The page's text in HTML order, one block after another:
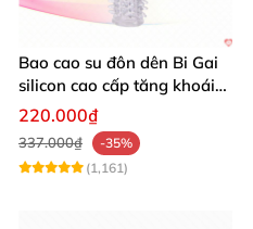
Bao cao su đôn dên Bi Gai
silicon cao cấp tăng khoái
cảm
220.000₫
337.000₫
-35%
(1,161)